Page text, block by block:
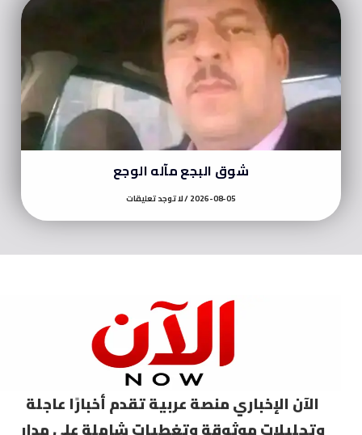
شوق البجع مآله الوجع
2026-08-05 لا توجد تعليقات
الآن الإخباري منصة عربية تقدم أخبارًا عاجلة